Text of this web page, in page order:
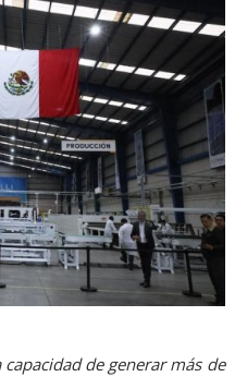
de generar más de